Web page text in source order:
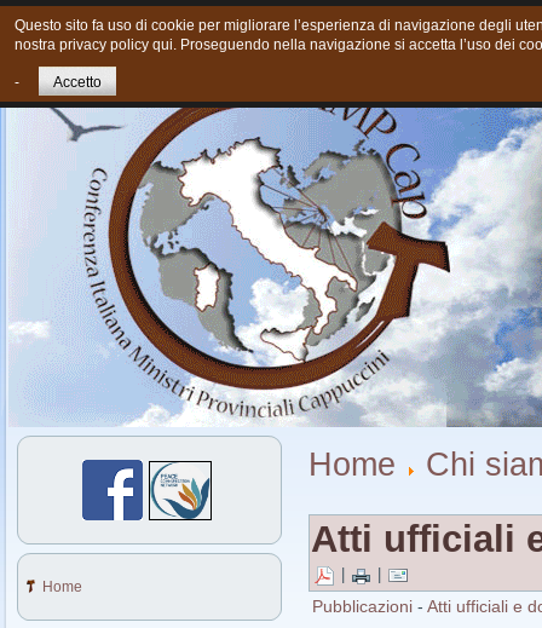
Home Chi siamo Cosa Facciamo oggi Giovani
Home
Home Chi
Atti ufficiali
Pubblicazioni - Atti ufficiali e
Questo sito fa uso di cookie per migliorare l’esperienza di navigazione degli
nostra privacy policy qui. Proseguendo nella navigazione si accetta l’uso dei
- Accetto